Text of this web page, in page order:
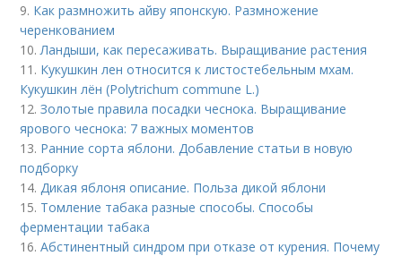
9. Как размножить айву японскую. Размножение
черенкованием
10.Ландыши, как пересаживать. Выращивание растения
11. Кукушкин лен относится к листостебельным мхам.
Кукушкин лён (Polytrichum commune L.)
12.Золотые правила посадки чеснока. Выращивание
ярового чеснока: 7 важных моментов
13. Ранние сорта яблони. Добавление статьи в новую
подборку
14.Дикая яблоня описание. Польза дикой яблони
15. Томление табака разные способы. Способы
ферментации табака
16.Абстинентный синдром при отказе от курения. Почему